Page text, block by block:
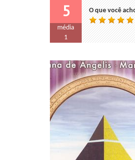
5
média
1
O que você